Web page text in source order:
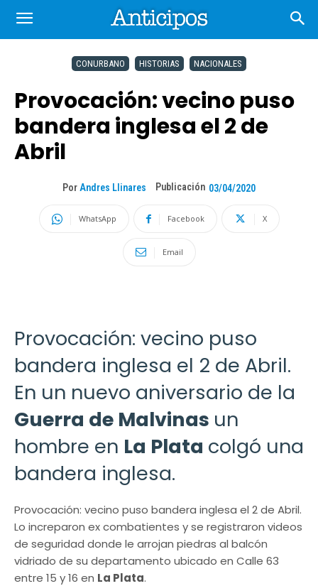
CONURBANO HISTORIAS NACIONALES
Provocación: vecino puso
bandera inglesa el 2 de
Abril
Por Andres Llinares Publicación 03/04/2020
WhatsApp Facebook X
Email
Provocación: vecino puso
bandera inglesa el 2 de Abril.
En un nuevo aniversario de la
Guerra de Malvinas un
hombre en La Plata colgó una
bandera inglesa.
Provocación: vecino puso bandera inglesa el 2 de Abril.
Lo increparon ex combatientes y se registraron videos
de seguridad donde le arrojan piedras al balcón
vidriado de su departamento ubicado en Calle 63
entre 15 y 16 en La Plata.